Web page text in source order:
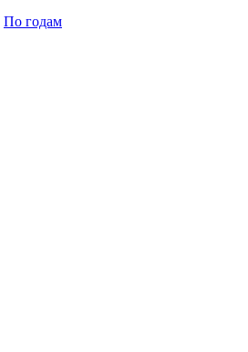
По годам